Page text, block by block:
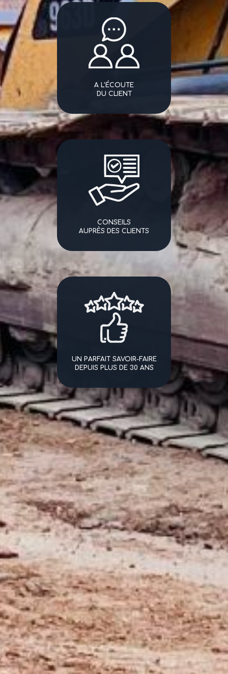
A L'ÉCOUTE
DU CLIENT
CONSEILS
AUPRÈS DES CLIENTS
UN PARFAIT SAVOIR-FAIRE
DEPUIS PLUS DE 30 ANS